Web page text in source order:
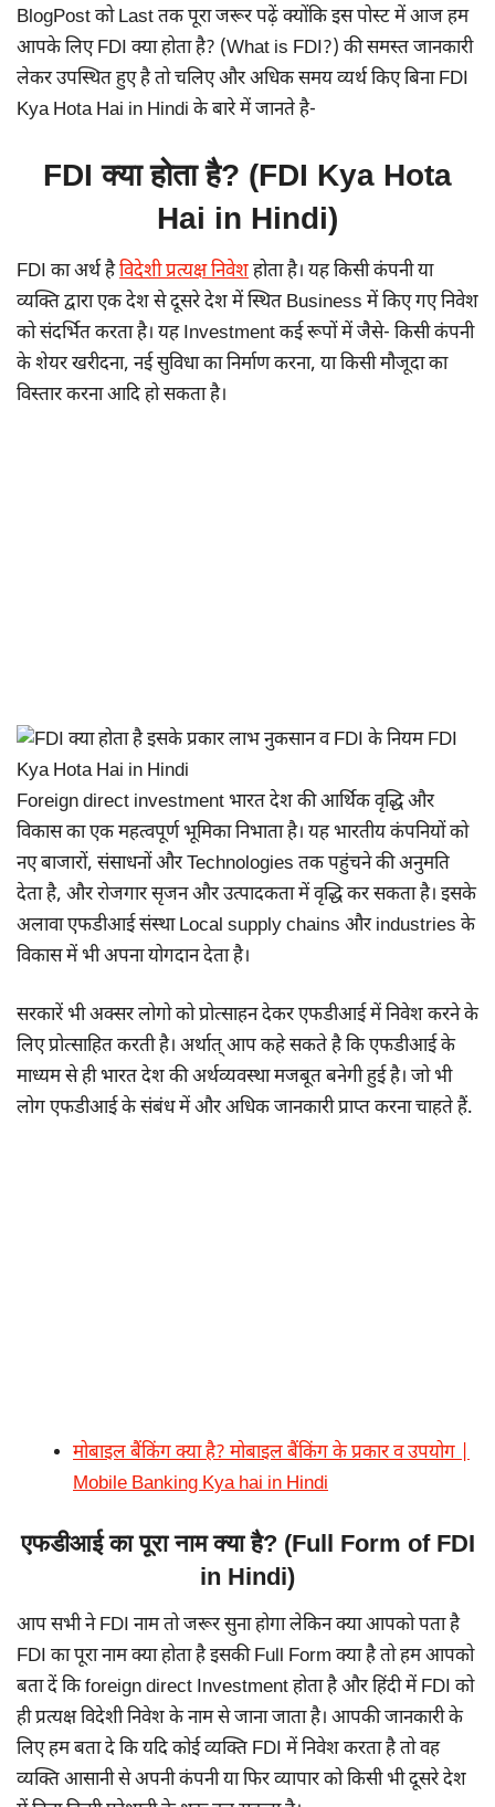
BlogPost को Last तक पूरा जरूर पढ़ें क्योंकि इस पोस्ट में आज हम
आपके लिए FDI क्या होता है? (What is FDI?) की समस्त जानकारी
लेकर उपस्थित हुए है तो चलिए और अधिक समय व्यर्थ किए बिना FDI
Kya Hota Hai in Hindi के बारे में जानते है-
FDI क्या होता है? (FDI Kya Hota
Hai in Hindi)
FDI का अर्थ हैविदेशी प्रत्यक्ष निवेशहोता है। यह किसी कंपनी या
व्यक्ति द्वारा एक देश से दूसरे देश में स्थित Business में किए गए निवेश
को संदर्भित करता है। यह Investment कई रूपों में जैसे- किसी कंपनी
के शेयर खरीदना, नई सुविधा का निर्माण करना, या किसी मौजूदा का
विस्तार करना आदि हो सकता है।
Foreign direct investment भारत देश की आर्थिक वृद्धि और
विकास का एक महत्वपूर्ण भूमिका निभाता है। यह भारतीय कंपनियों को
नए बाजारों, संसाधनों और Technologies तक पहुंचने की अनुमति
देता है, और रोजगार सृजन और उत्पादकता में वृद्धि कर सकता है। इसके
अलावा एफडीआई संस्था Local supply chains और industries के
विकास में भी अपना योगदान देता है।
सरकारें भी अक्सर लोगो को प्रोत्साहन देकर एफडीआई में निवेश करने के
लिए प्रोत्साहित करती है। अर्थात् आप कहे सकते है कि एफडीआई के
माध्यम से ही भारत देश की अर्थव्यवस्था मजबूत बनेगी हुई है। जो भी
लोग एफडीआई के संबंध में और अधिक जानकारी प्राप्त करना चाहते हैं.
मोबाइल बैंकिंग क्या है? मोबाइल बैंकिंग के प्रकार व उपयोग |
Mobile Banking Kya hai in Hindi
एफडीआई का पूरा नाम क्या है? (Full Form of FDI
in Hindi)
आप सभी ने FDI नाम तो जरूर सुना होगा लेकिन क्या आपको पता है
FDI का पूरा नाम क्या होता है इसकी Full Form क्या है तो हम आपको
बता दें कि foreign direct Investment होता है और हिंदी में FDI को
ही प्रत्यक्ष विदेशी निवेश के नाम से जाना जाता है। आपकी जानकारी के
लिए हम बता दे कि यदि कोई व्यक्ति FDI में निवेश करता है तो वह
व्यक्ति आसानी से अपनी कंपनी या फिर व्यापार को किसी भी दूसरे देश